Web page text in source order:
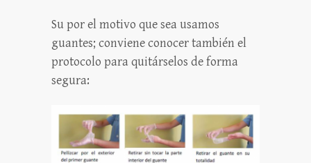
Su por el motivo que sea usamos
guantes; conviene conocer también el
protocolo para quitárselos de forma
segura: